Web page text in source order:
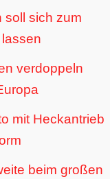
soll sich zum
verdoppeln
mit Heckantrieb
beim großen